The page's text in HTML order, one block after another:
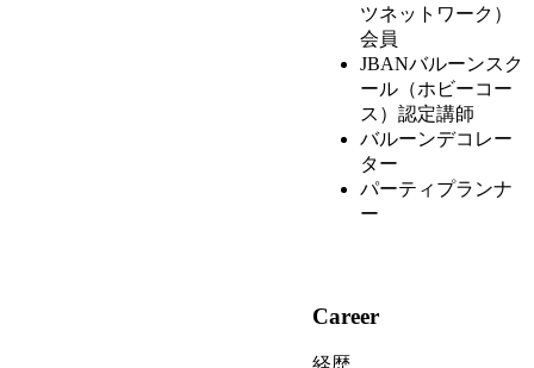
ツネットワーク）
会員
JBANバルーンスク
ール（ホビーコー
ス）認定講師
バルーンデコレー
ター
パーティプランナ
ー
Career
経歴